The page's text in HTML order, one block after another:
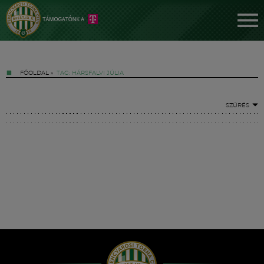
FŐOLDAL » TAG: HÁRSFALVI JÚLIA
SZŰRÉS
Hírek